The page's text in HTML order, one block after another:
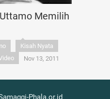
Memilih
Kisah Nyata
Nov 13, 2011
Phala.or.id